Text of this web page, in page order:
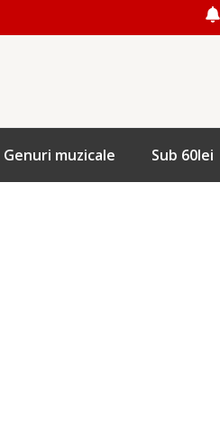
Genuri muzicale Sub 60lei